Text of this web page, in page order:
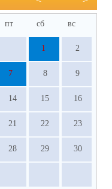
пт сб вс
1 2
7 8 9
14 15 16
21 22 23
28 29 30